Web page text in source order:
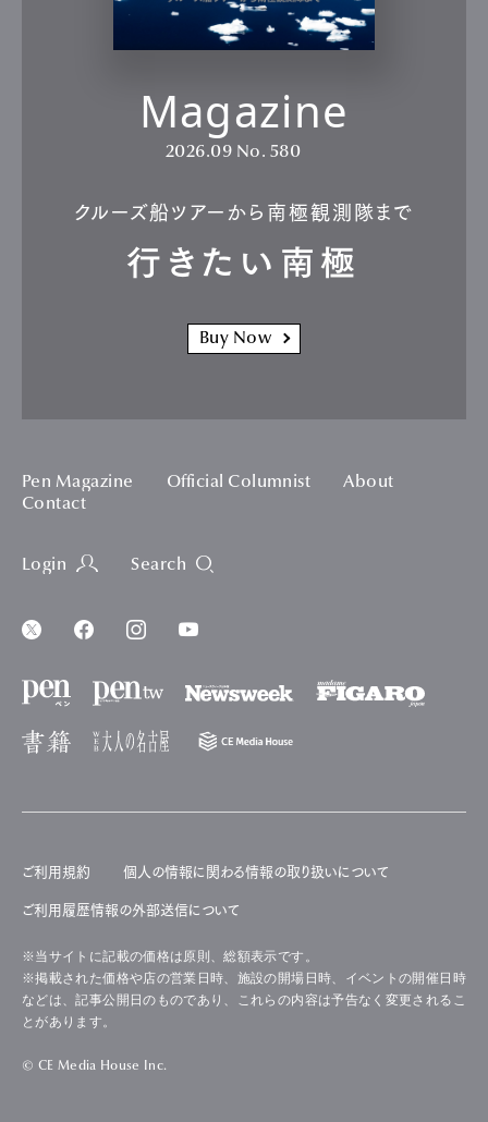
Magazine
2026.09 No. 580
クルーズ船ツアーから南極観測隊まで
行きたい南極
Buy Now
Pen Magazine Official Columnist
About
Contact
Login Search
ご利用規約 個人の情報に関わる情報の取り扱いについて
ご利用履歴情報の外部送信について
※当サイトに記載の価格は原則、総額表示です。
※掲載された価格や店の営業日時、施設の開場日時、イベントの開催日時
などは、記事公開日のものであり、これらの内容は予告なく変更されるこ
とがあります。
© CE Media House Inc.